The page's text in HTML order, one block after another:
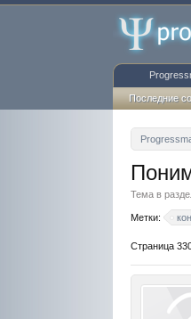
Тема в
Метки:
Страница
Последние